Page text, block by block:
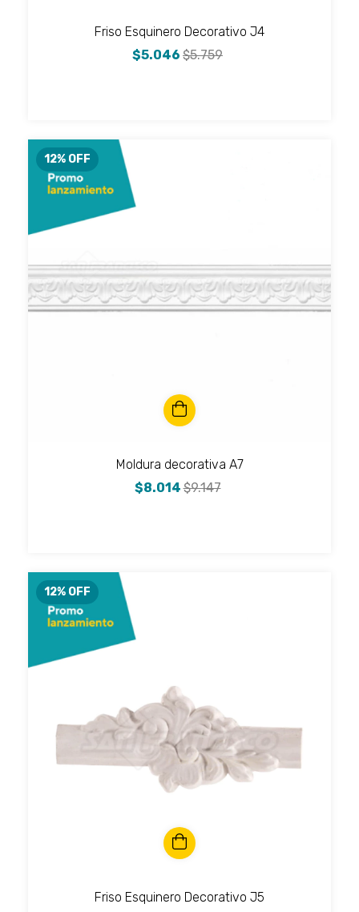
Friso Esquinero Decorativo J4
$5.046 $5.759
12% OFF
Moldura decorativa A7
$8.014$9.147
12% OFF
Friso Esquinero Decorativo J5